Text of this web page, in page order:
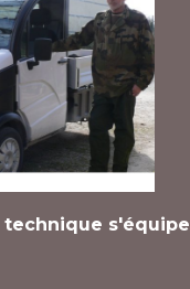
technique s'équipe